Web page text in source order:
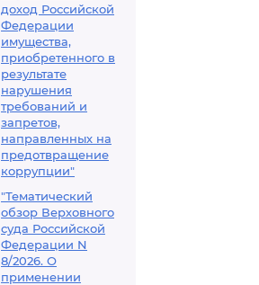
доход Российской
Федерации
имущества,
приобретенного в
результате
нарушения
требований и
запретов,
направленных на
предотвращение
коррупции"
"Тематический
обзор Верховного
суда Российской
Федерации N
8/2026. О
применении